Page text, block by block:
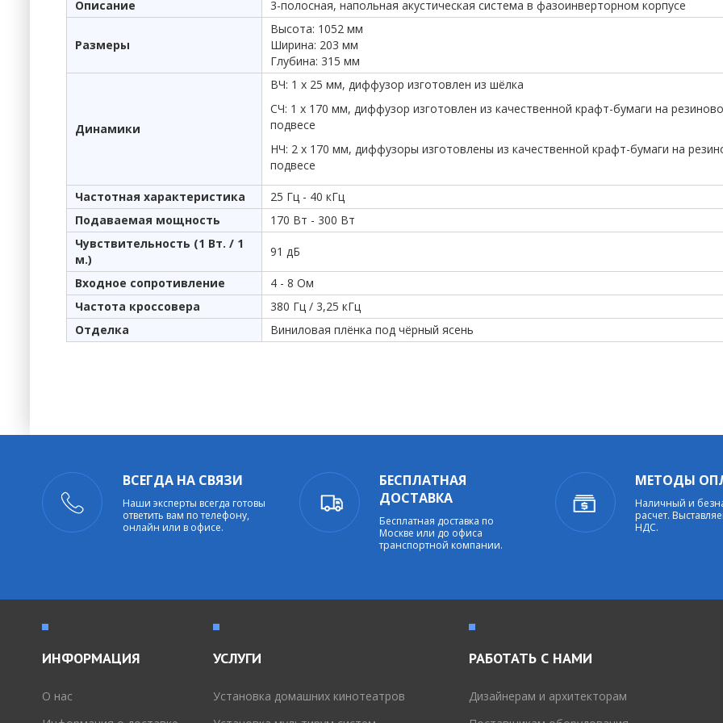
Описание
3-полосная, напольная акустическая система в фазоинверторном корпусе
Размеры
Высота: 1052 мм
Ширина: 203 мм
Глубина: 315 мм
Динамики
ВЧ: 1 х 25 мм, диффузор изготовлен из шёлка
СЧ: 1 х 170 мм, диффузор изготовлен из качественной крафт-бумаги на
подвесе
НЧ: 2 х 170 мм, диффузоры изготовлены из качественной крафт-бумаги на
подвесе
Частотная характеристика
25 Гц - 40 кГц
Подаваемая мощность
170 Вт - 300 Вт
Чувствительность (1 Вт. / 1
м.)
91 дБ
Входное сопротивление
4 - 8 Ом
Частота кроссовера
380 Гц / 3,25 кГц
Отделка
Виниловая плёнка под чёрный ясень
ВСЕГДА НА СВЯЗИ
Наши эксперты всегда готовы
ответить вам по телефону,
онлайн или в офисе.
БЕСПЛАТНАЯ
ДОСТАВКА
Бесплатная доставка по
Москве или до офиса
транспортной компании.
МЕТОДЫ
Наличный и
расчет.
НДС.
ИНФОРМАЦИЯ
O нас
УСЛУГИ
Установка домашних кинотеатров
РАБОТАТЬ С НАМИ
Дизайнерам и архитекторам